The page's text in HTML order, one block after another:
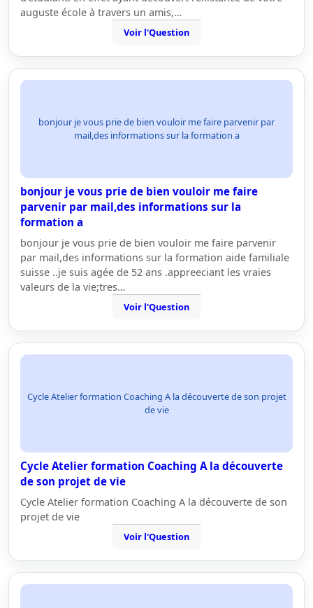
auguste école à travers un amis,…
Voir l'Question
bonjour je vous prie de bien vouloir me faire parvenir par
mail,des informations sur la formation a
bonjour je vous prie de bien vouloir me faire
parvenir par mail,des informations sur la
formation a
bonjour je vous prie de bien vouloir me faire parvenir
par mail,des informations sur la formation aide familiale
suisse ..je suis agée de 52 ans .appreeciant les vraies
valeurs de la vie;tres…
Voir l'Question
Cycle Atelier formation Coaching A la découverte de son projet
de vie
Cycle Atelier formation Coaching A la découverte
de son projet de vie
Cycle Atelier formation Coaching A la découverte de son
projet de vie
Voir l'Question